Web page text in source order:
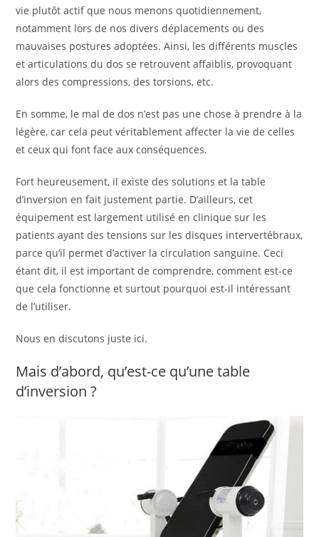
vie plutôt actif que nous menons quotidiennement,
notamment lors de nos divers déplacements ou des
mauvaises postures adoptées. Ainsi, les différents muscles
et articulations du dos se retrouvent affaiblis, provoquant
alors des compressions, des torsions, etc.
En somme, le mal de dos n’est pas une chose à prendre à la
légère, car cela peut véritablement affecter la vie de celles
et ceux qui font face aux conséquences.
Fort heureusement, il existe des solutions et la table
d’inversion en fait justement partie. D’ailleurs, cet
équipement est largement utilisé en clinique sur les
patients ayant des tensions sur les disques intervertébraux,
parce qu’il permet d’activer la circulation sanguine. Ceci
étant dit, il est important de comprendre, comment est-ce
que cela fonctionne et surtout pourquoi est-il intéressant
de l’utiliser.
Nous en discutons juste ici.
Mais d’abord, qu’est-ce qu’une table
d’inversion ?